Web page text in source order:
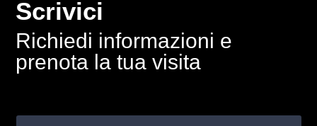
Scrivici
Richiedi informazioni e
prenota la tua visita